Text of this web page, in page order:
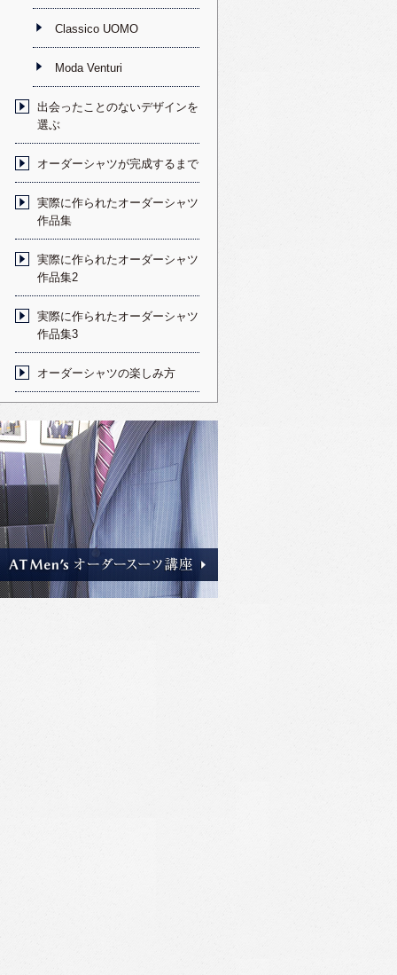
Classico UOMO
Moda Venturi
出会ったことのないデザインを
選ぶ
オーダーシャツが完成するまで
実際に作られたオーダーシャツ
作品集
実際に作られたオーダーシャツ
作品集2
実際に作られたオーダーシャツ
作品集3
オーダーシャツの楽しみ方